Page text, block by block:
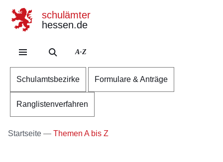
schulämter
hessen.de
A-Z
Schulamtsbezirke Formulare & Anträge
Ranglistenverfahren
Startseite Themen A bis Z